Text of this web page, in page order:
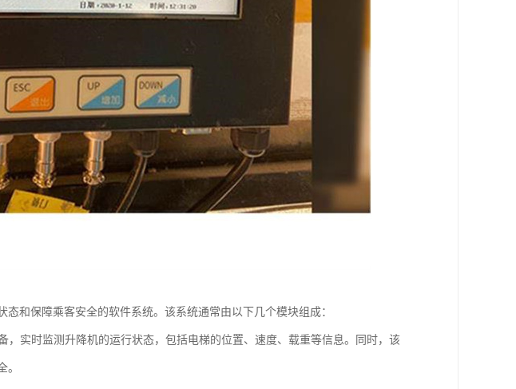
和保障乘客安全的软件系统。该系统通常由以下几个模块组成：
，实时监测升降机的运行状态，包括电梯的位置、速度、载重等信息。同时，该
。